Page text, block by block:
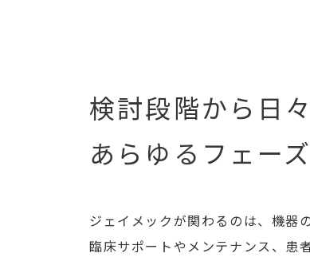
検討段階から日
あらゆるフェー
ジェイメックが関わるのは、機器
臨床サポートやメンテナンス、患